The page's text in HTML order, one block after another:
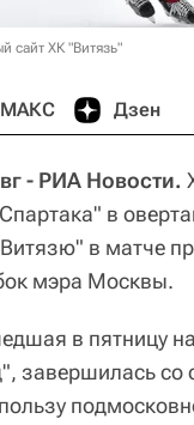
сайт ХК "Витязь"
МАКС Дзен
- РИА Новости.
в
в матче
мэра Москвы.
в пятницу
завершилась со